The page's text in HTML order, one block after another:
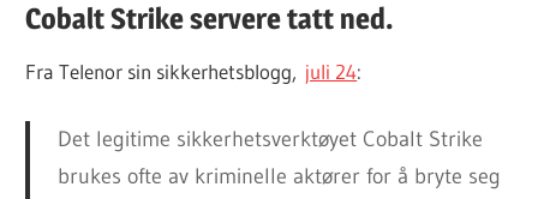
Cobalt Strike servere tatt ned.
Fra Telenor sin sikkerhetsblogg, juli 24:
Det legitime sikkerhetsverktøyet Cobalt Strike
brukes ofte av kriminelle aktører for å bryte seg